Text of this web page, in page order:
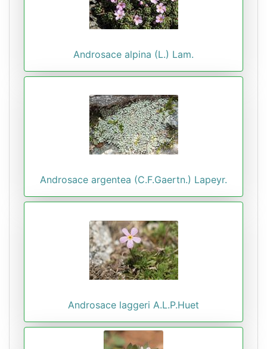
Androsace alpina (L.) Lam.
Androsace argentea (C.F.Gaertn.) Lapeyr.
Androsace laggeri A.L.P.Huet